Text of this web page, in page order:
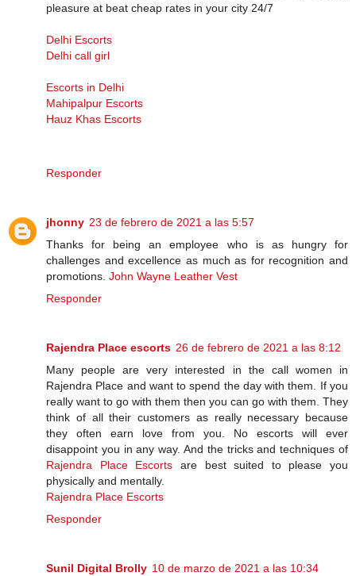
pleasure at beat cheap rates in your city 24/7
Delhi Escorts
Delhi call girl
Escorts in Delhi
Mahipalpur Escorts
Hauz Khas Escorts
Responder
jhonny 23 de febrero de 2021 a las 5:57
Thanks for being an employee who is as hungry for
challenges and excellence as much as for recognition and
promotions. John Wayne Leather Vest
Responder
Rajendra Place escorts 26 de febrero de 2021 a las 8:12
Many people are very interested in the call women in
Rajendra Place and want to spend the day with them. If you
really want to go with them then you can go with them. They
think of all their customers as really necessary because
they often earn love from you. No escorts will ever
disappoint you in any way. And the tricks and techniques of
Rajendra Place Escorts are best suited to please you
physically and mentally.
Rajendra Place Escorts
Responder
Sunil Digital Brolly 10 de marzo de 2021 a las 10:34